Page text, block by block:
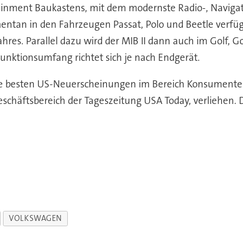
Baukastens, mit dem modernste Radio-,
in den Fahrzeugen Passat, Polo und Beetle
Parallel dazu wird der MIB II dann auch im Golf,
richtet sich je nach Endgerät.
besten US-Neuerscheinungen im Bereich
der Tageszeitung USA Today,
VOLKSWAGEN